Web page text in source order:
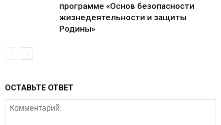
программе «Основ безопасности
жизнедеятельности и защиты
Родины»
ОСТАВЬТЕ ОТВЕТ